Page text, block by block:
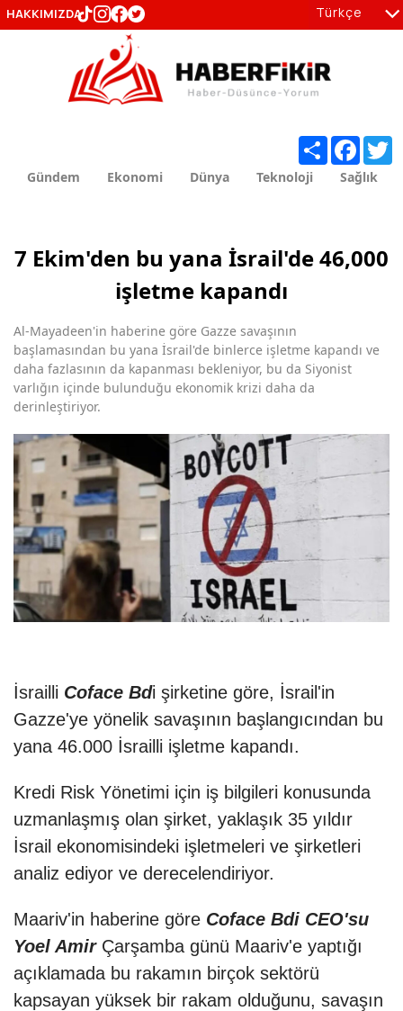
Gündem Ekonomi Dünya Teknoloji Sağlık
7 Ekim'den bu yana İsrail'de 46,000
işletme kapandı
Al-Mayadeen'in haberine göre Gazze savaşının
başlamasından bu yana İsrail'de binlerce işletme kapandı ve
daha fazlasının da kapanması bekleniyor, bu da Siyonist
varlığın içinde bulunduğu ekonomik krizi daha da
derinleştiriyor.
İsrailli Coface Bdi şirketine göre, İsrail'in
Gazze'ye yönelik savaşının başlangıcından bu
yana 46.000 İsrailli işletme kapandı.
Kredi Risk Yönetimi için iş bilgileri konusunda
uzmanlaşmış olan şirket, yaklaşık 35 yıldır
İsrail ekonomisindeki işletmeleri ve şirketleri
analiz ediyor ve derecelendiriyor.
Maariv'in haberine göre Coface Bdi CEO'su
Yoel AmirÇarşamba günü Maariv'e yaptığı
açıklamada bu rakamın birçok sektörü
kapsayan yüksek bir rakam olduğunu, savaşın
Share
Türkçe
en
HAKKIMIZDA